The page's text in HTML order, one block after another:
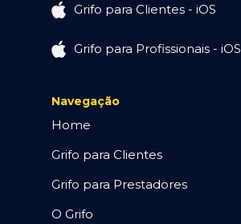
Grifo para Clientes - iOS
Grifo para Profissionais - iOS
Navegação
Home
Grifo para Clientes
Grifo para Prestadores
O Grifo